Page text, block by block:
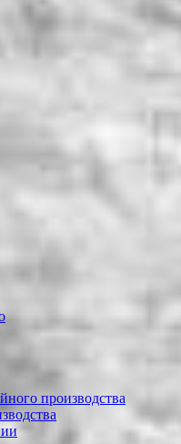
производства